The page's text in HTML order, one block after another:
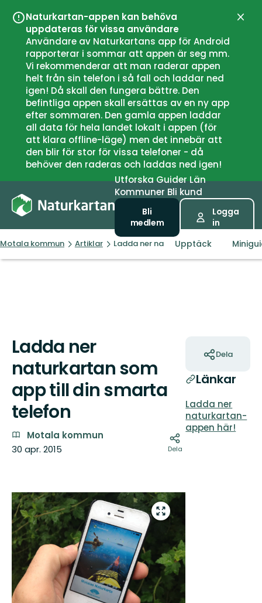
Naturkartan-appen kan behöva
uppdateras för vissa användare
Användare av Naturkartans app för Android
rapporterar i sommar att appen är seg mm.
Vi rekommenderar att man raderar appen
helt från sin telefon i så fall och laddar ned
igen! Då skall den fungera bättre. Den
befintliga appen skall ersättas av en ny app
efter sommaren. Den gamla appen laddar
all data för hela landet lokalt i appen (för
att klara offline-läge) men det innebär att
den blir för stor för vissa telefoner - då
behöver den raderas och laddas ned igen!
UtforskaGuiderLän
Kommuner Bli kund
Bli
medlem
Logga
in
Motala kommun Artiklar Ladda ner naturkartan som app till
Upptäck
Ladda ner
naturkartan som
app till din smarta
telefon
Motala kommun
30 apr. 2015
Dela
Bilder
Gå
Dela
Länkar
Ladda ner
naturkartan-
appen här!